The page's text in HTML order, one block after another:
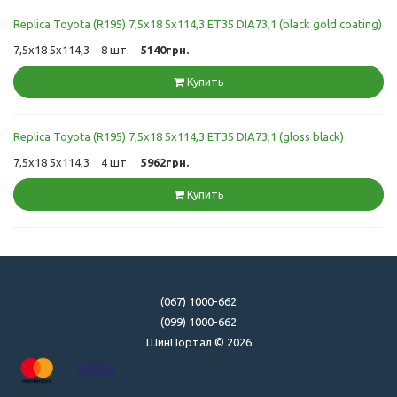
Replica Toyota (R195) 7,5x18 5x114,3 ET35 DIA73,1 (black gold coating)
7,5x18 5x114,3 8 шт. 5140грн.
Купить
Replica Toyota (R195) 7,5x18 5x114,3 ET35 DIA73,1 (gloss black)
7,5x18 5x114,3 4 шт. 5962грн.
Купить
(067) 1000-662
(099) 1000-662
ШинПортал © 2026